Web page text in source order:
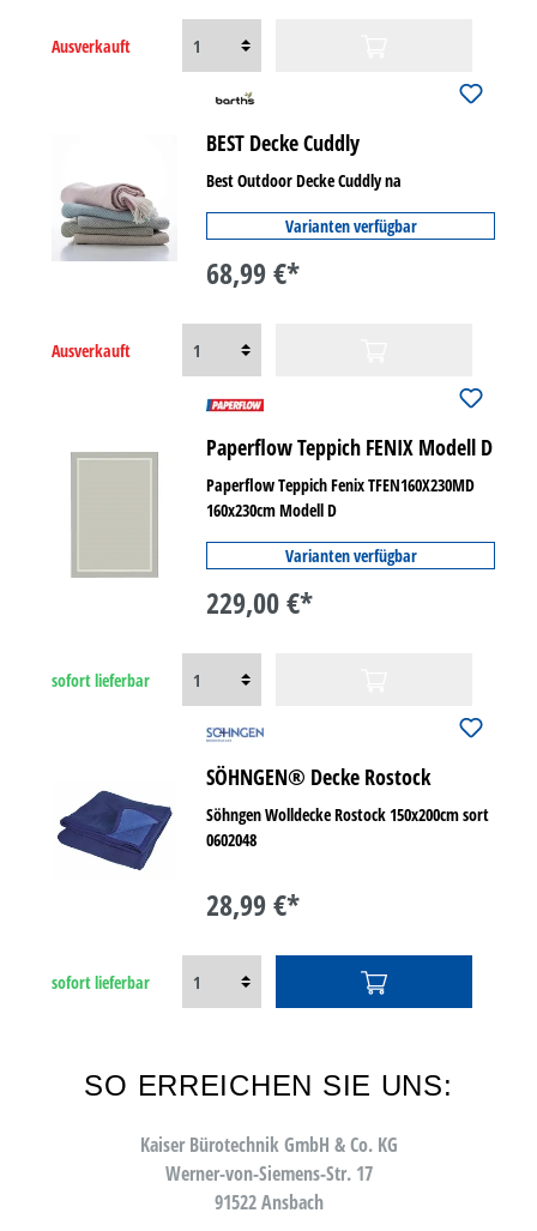
Ausverkauft
BEST Decke Cuddly
Best Outdoor Decke Cuddly na
Varianten verfügbar
68,99 €*
Ausverkauft
Paperflow Teppich FENIX Modell D
Paperflow Teppich Fenix TFEN160X230MD
160x230cm Modell D
Varianten verfügbar
229,00 €*
sofort lieferbar
SÖHNGEN® Decke Rostock
Söhngen Wolldecke Rostock 150x200cm sort
0602048
28,99 €*
sofort lieferbar
SO ERREICHEN SIE UNS:
Kaiser Bürotechnik GmbH & Co. KG
Werner-von-Siemens-Str. 17
91522 Ansbach